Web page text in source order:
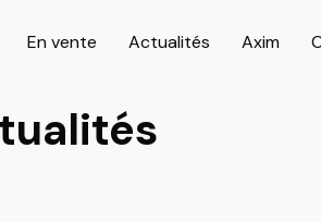
En vente Actualités Axim